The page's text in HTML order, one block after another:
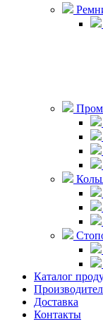
Каталог
Доставка
Контакты